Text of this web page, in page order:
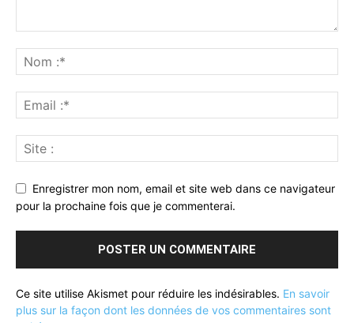
Enregistrer mon nom, email et site web dans ce navigateur
pour la prochaine fois que je commenterai.
Ce site utilise Akismet pour réduire les indésirables. En savoir
plus sur la façon dont les données de vos commentaires sont